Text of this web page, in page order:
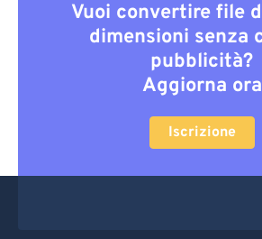
Vuoi convertire file
dimensioni senza
pubblicità?
Aggiorna ora
Iscrizione